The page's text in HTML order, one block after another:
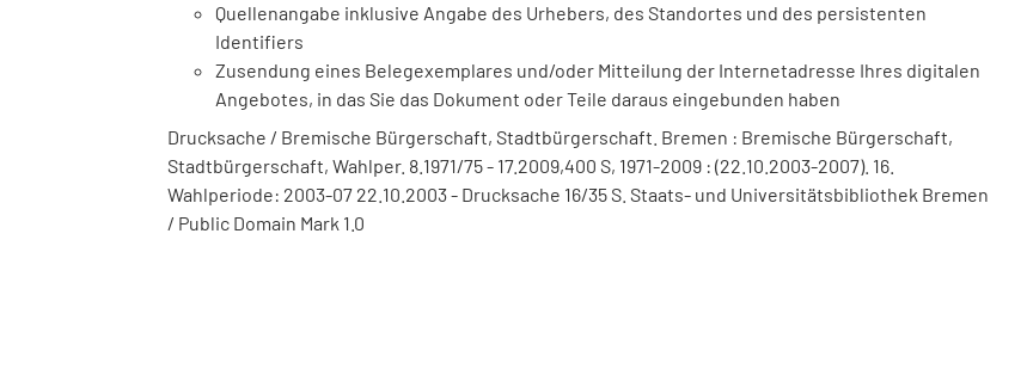
Quellenangabe inklusive Angabe des Urhebers, des Standortes und des persistenten
Identifiers
Zusendung eines Belegexemplares und/oder Mitteilung der Internetadresse Ihres digitalen
Angebotes, in das Sie das Dokument oder Teile daraus eingebunden haben
Drucksache / Bremische Bürgerschaft, Stadtbürgerschaft. Bremen : Bremische Bürgerschaft,
Stadtbürgerschaft, Wahlper. 8.1971/75 - 17.2009,400 S, 1971-2009 : (22.10.2003-2007). 16.
Wahlperiode: 2003-07 22.10.2003 - Drucksache 16/35 S. Staats- und Universitätsbibliothek Bremen
/ Public Domain Mark 1.0